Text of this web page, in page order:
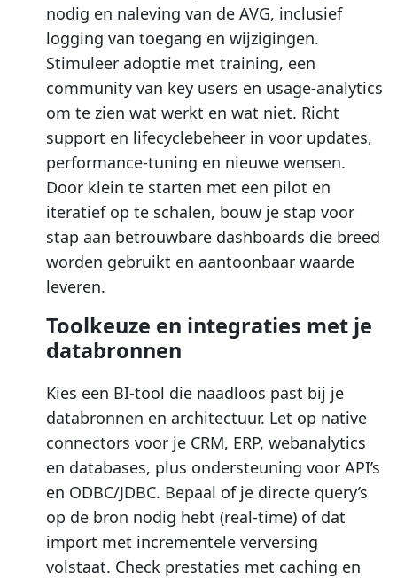
nodig en naleving van de AVG, inclusief
logging van toegang en wijzigingen.
Stimuleer adoptie met training, een
community van key users en usage-analytics
om te zien wat werkt en wat niet. Richt
support en lifecyclebeheer in voor updates,
performance-tuning en nieuwe wensen.
Door klein te starten met een pilot en
iteratief op te schalen, bouw je stap voor
stap aan betrouwbare dashboards die breed
worden gebruikt en aantoonbaar waarde
leveren.
Toolkeuze en integraties met je
databronnen
Kies een BI-tool die naadloos past bij je
databronnen en architectuur. Let op native
connectors voor je CRM, ERP, webanalytics
en databases, plus ondersteuning voor API’s
en ODBC/JDBC. Bepaal of je directe query’s
op de bron nodig hebt (real-time) of dat
import met incrementele verversing
volstaat. Check prestaties met caching en